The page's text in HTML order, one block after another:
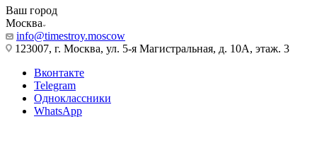
Ваш город
Москва
info@timestroy.moscow
123007, г. Москва, ул. 5-я Магистральная, д. 10А, этаж. 3
Вконтакте
Telegram
Одноклассники
WhatsApp